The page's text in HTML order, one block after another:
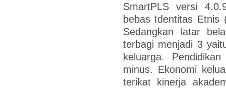
SmartPLS versi
bebas Identitas Etnis
Sedangkan latar
terbagi menjadi 3
keluarga.
minus. Ekonomi
terikat kinerja